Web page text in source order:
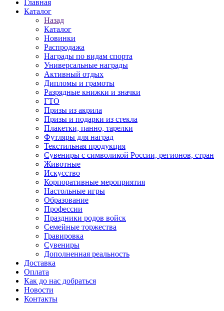
Главная
Каталог
Назад
Каталог
Новинки
Распродажа
Награды по видам спорта
Универсальные награды
Активный отдых
Дипломы и грамоты
Разрядные книжки и значки
ГТО
Призы из акрила
Призы и подарки из стекла
Плакетки, панно, тарелки
Футляры для наград
Текстильная продукция
Сувениры с символикой России, регионов, стран
Животные
Искусство
Корпоративные мероприятия
Настольные игры
Образование
Профессии
Праздники родов войск
Семейные торжества
Гравировка
Сувениры
Дополненная реальность
Доставка
Оплата
Как до нас добраться
Новости
Контакты